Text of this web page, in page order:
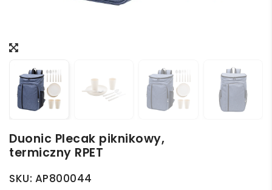
Duonic Plecak piknikowy,
termiczny RPET
SKU: AP800044